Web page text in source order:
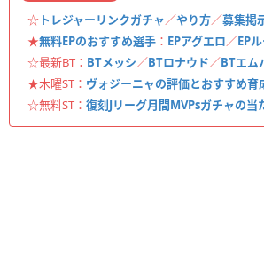
☆ トレジャーリンクガチャ／やり方／募集掲
★無料EPのおすすめ選手 ： EPアグエロ／EP
☆最新BT： BTメッシ／BTロナウド／BTエム
★木曜ST： ヴォジーニャの評価とおすすめ育
☆無料ST： 復刻Jリーグ月間MVPsガチャの当